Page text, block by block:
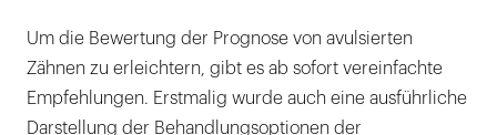
Um die Bewertung der Prognose von avulsierten
Zähnen zu erleichtern, gibt es ab sofort vereinfachte
Empfehlungen. Erstmalig wurde auch eine ausführliche
Darstellung der Behandlungsoptionen der